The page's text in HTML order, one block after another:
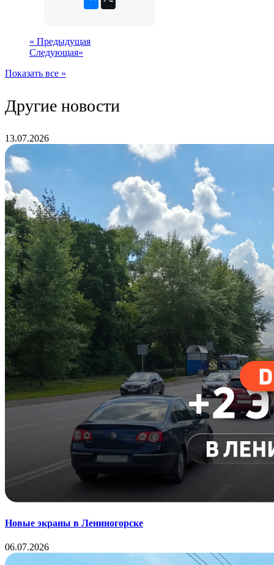
« Предыдущая
Следующая»
Показать все »
Другие новости
13.07.2026
Новые экраны в Лениногорске
06.07.2026